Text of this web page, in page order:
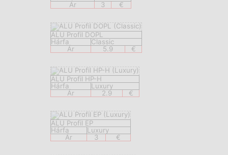
Ár
3 €
ALU Profil DOPL
Hárfa
Classic
Ár
5.9 €
ALU Profil HP-H
Hárfa
Luxury
Ár
2.9 €
ALU Profil EP
Hárfa
Luxury
Ár
3 €